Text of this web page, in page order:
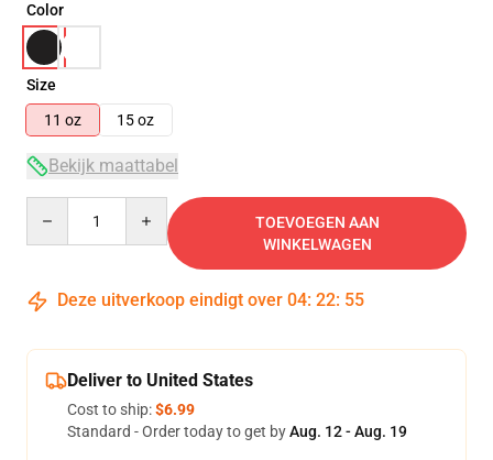
Color
Size
11 oz
15 oz
Bekijk maattabel
TOEVOEGEN AAN
WINKELWAGEN
Deze uitverkoop eindigt over 04: 22: 54
Deliver to United States
Cost to ship:$6.99
Standard - Order today to get byAug. 12 - Aug. 19